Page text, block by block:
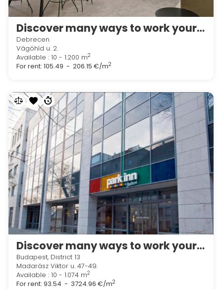
Discover many ways to work your way in Regus Lion Office
Debrecen
Vágóhíd u. 2.
Available : 10 - 1.200 m2
For rent: 105.49 - 206.15 €/m2
Discover many ways to work your way in Regus Madarász Office Park
Budapest, District 13
Madarász Viktor u. 47-49.
Available : 10 - 1.074 m2
For rent: 93.54 - 3724.96 €/m2